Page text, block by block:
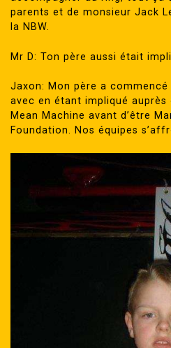
parents et de monsieur Jack
la NBW.
Mr D: Ton père aussi était
Jaxon: Mon père a
avec en étant impliqué
Mean Machine avant d’être
Foundation. Nos équipes